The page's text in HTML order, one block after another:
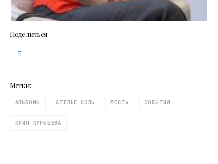
Поделиться:
Метки:
АЛЬБОМЫ АТЕЛЬЕ СОЛЬ МЕСТА СОБЫТИЯ
ЮЛИЯ КУРЫШЕВА